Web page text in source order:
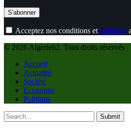
Acceptez nos conditions et politique
© 2026 Algerie62. Tous droits réservés
Accueil
Actualité
Société
Economie
Politique
Submit